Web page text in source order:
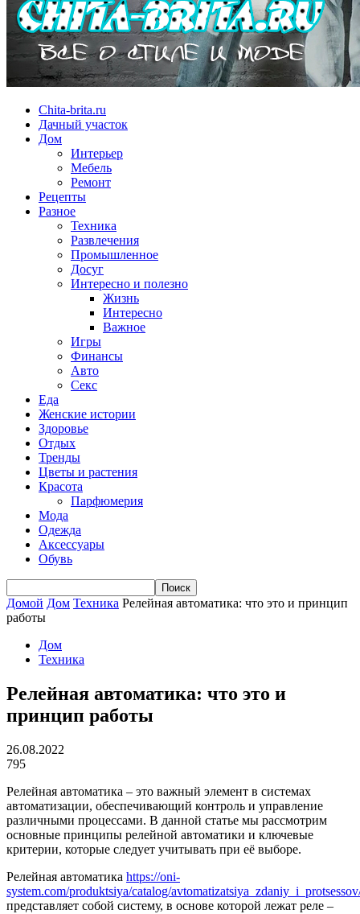
Chita-brita.ru
Дачный участок
Дом
Интерьер
Мебель
Ремонт
Рецепты
Разное
Техника
Развлечения
Промышленное
Досуг
Интересно и полезно
Жизнь
Интересно
Важное
Игры
Финансы
Авто
Секс
Еда
Женские истории
Здоровье
Отдых
Тренды
Цветы и растения
Красота
Парфюмерия
Мода
Одежда
Аксессуары
Обувь
Домой Дом Техника Релейная автоматика: что это и принцип
работы
Дом
Техника
Релейная автоматика: что это и
принцип работы
26.08.2022
795
Релейная автоматика – это важный элемент в системах
автоматизации, обеспечивающий контроль и управление
различными процессами. В данной статье мы рассмотрим
основные принципы релейной автоматики и ключевые
критерии, которые следует учитывать при её выборе.
Релейная автоматика https://oni-
system.com/produktsiya/catalog/
представляет собой систему, в основе которой лежат реле –